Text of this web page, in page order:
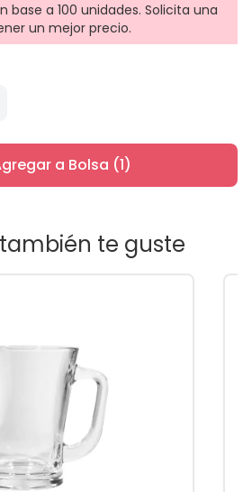
base a 100 unidades. Solicita una
un mejor precio.
a Bolsa (1)
te guste